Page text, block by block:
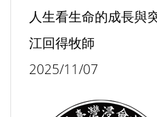
人生看生命的成長與
江回得牧師
2025/11/07